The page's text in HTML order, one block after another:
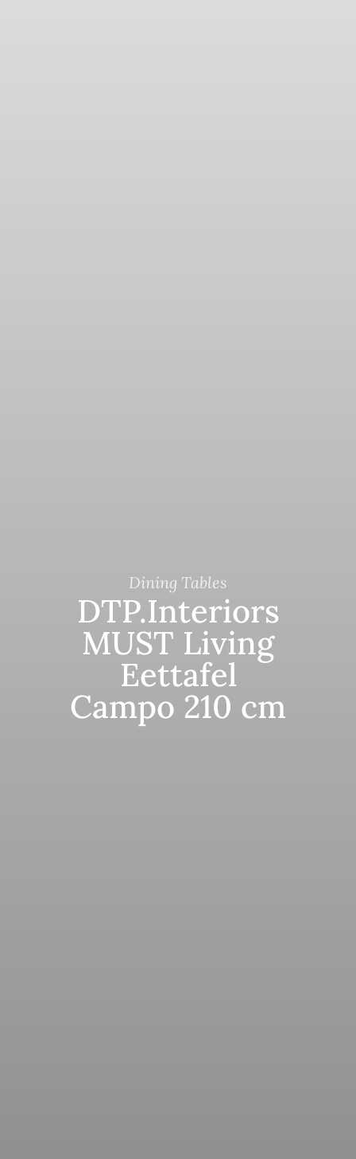
Dining Tables
DTP.Interiors
MUST Living
Eettafel
Campo 210 cm